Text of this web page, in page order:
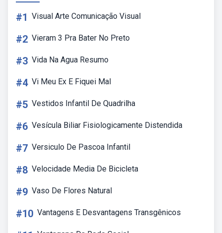
#1 Visual Arte Comunicação Visual
#2 Vieram 3 Pra Bater No Preto
#3 Vida Na Agua Resumo
#4 Vi Meu Ex E Fiquei Mal
#5 Vestidos Infantil De Quadrilha
#6 Vesícula Biliar Fisiologicamente Distendida
#7 Versiculo De Pascoa Infantil
#8 Velocidade Media De Bicicleta
#9 Vaso De Flores Natural
#10 Vantagens E Desvantagens Transgênicos